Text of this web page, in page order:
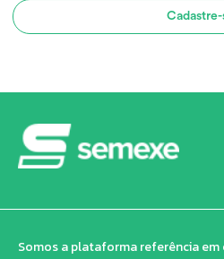
Cadastre-
Somos a plataforma referência